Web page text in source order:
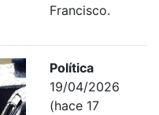
Francisco.
Política
19/04/2026
(hace 17